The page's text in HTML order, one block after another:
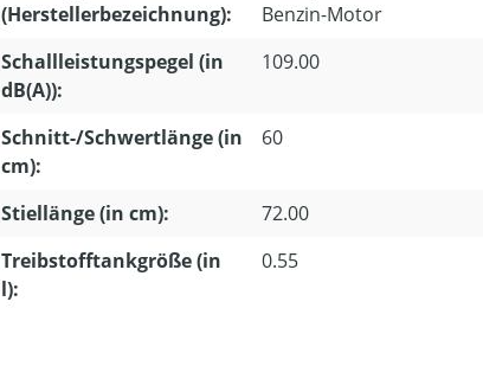
(Herstellerbezeichnung):
Benzin-Motor
Schallleistungspegel (in
dB(A)):
109.00
Schnitt-/Schwertlänge (in
cm):
60
Stiellänge (in cm):
72.00
Treibstofftankgröße (in
l):
0.55